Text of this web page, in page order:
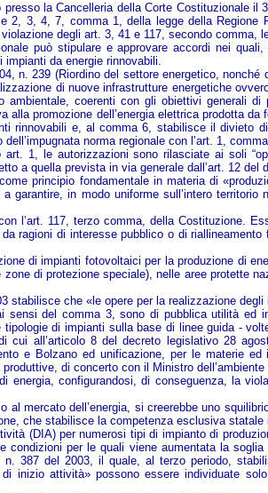
la Cancelleria della Corte Costituzionale
3, 4, 7, comma 1, della legge della Regione
degli art. 3, 41 e 117, secondo comma,
può stipulare e approvare accordi nei
da energie rinnovabili.
n. 239 (Riordino del settore energetico,
di nuove infrastrutture energetiche
coerenti con gli obiettivi generali
promozione dell’energia elettrica prodotta
rinnovabili e, al comma 6, stabilisce il
norma regionale con l’art. 1,
1, le autorizzazioni sono rilasciate ai soli
a quella prevista in via generale dall’art. 12 del
principio fondamentale in materia di
in modo uniforme sull’intero
l’art. 117, terzo comma, della Costituzione.
ragioni di interesse pubblico o di
di impianti fotovoltaici per la produzione di
di protezione speciale), nelle aree protette
stabilisce che «le opere per la realizzazione
sensi del comma 3, sono di pubblica utilità
di impianti sulla base di linee guida -
all’articolo 8 del decreto legislativo 28
e Bolzano ed unificazione, per le materie
di concerto con il Ministro
energia, configurandosi, di conseguenza, la
mercato dell’energia, si creerebbe uno
che stabilisce la competenza esclusiva
(DIA) per numerosi tipi di impianto di
per le quali viene aumentata la
387 del 2003, il quale, al terzo periodo,
inizio attività» possono essere individuate